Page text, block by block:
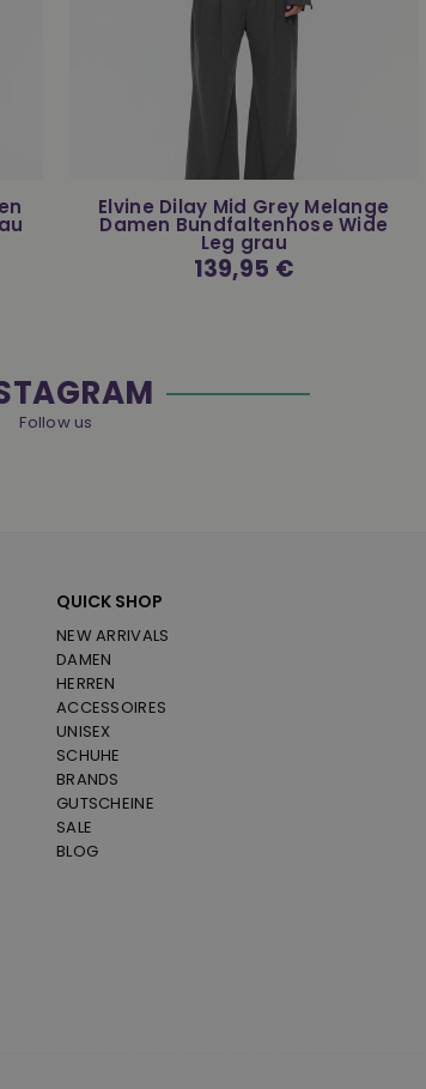
Elvine Dilay Mid Grey Melange
Damen Bundfaltenhose Wide
Leg grau
Normaler
Preis
139,95 €
Follow us
QUICK SHOP
NEW ARRIVALS
DAMEN
HERREN
ACCESSOIRES
UNISEX
SCHUHE
BRANDS
GUTSCHEINE
SALE
BLOG